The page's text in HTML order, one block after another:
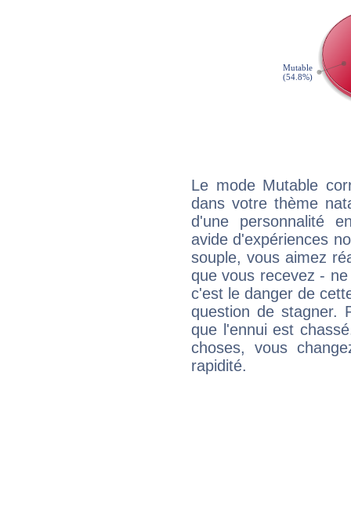
Le mode Mutable
dans votre thème
d'une personnalité
avide d'expériences
souple, vous aimez
que vous recevez -
c'est le danger de
question de stagner.
que l'ennui est
choses, vous
rapidité.